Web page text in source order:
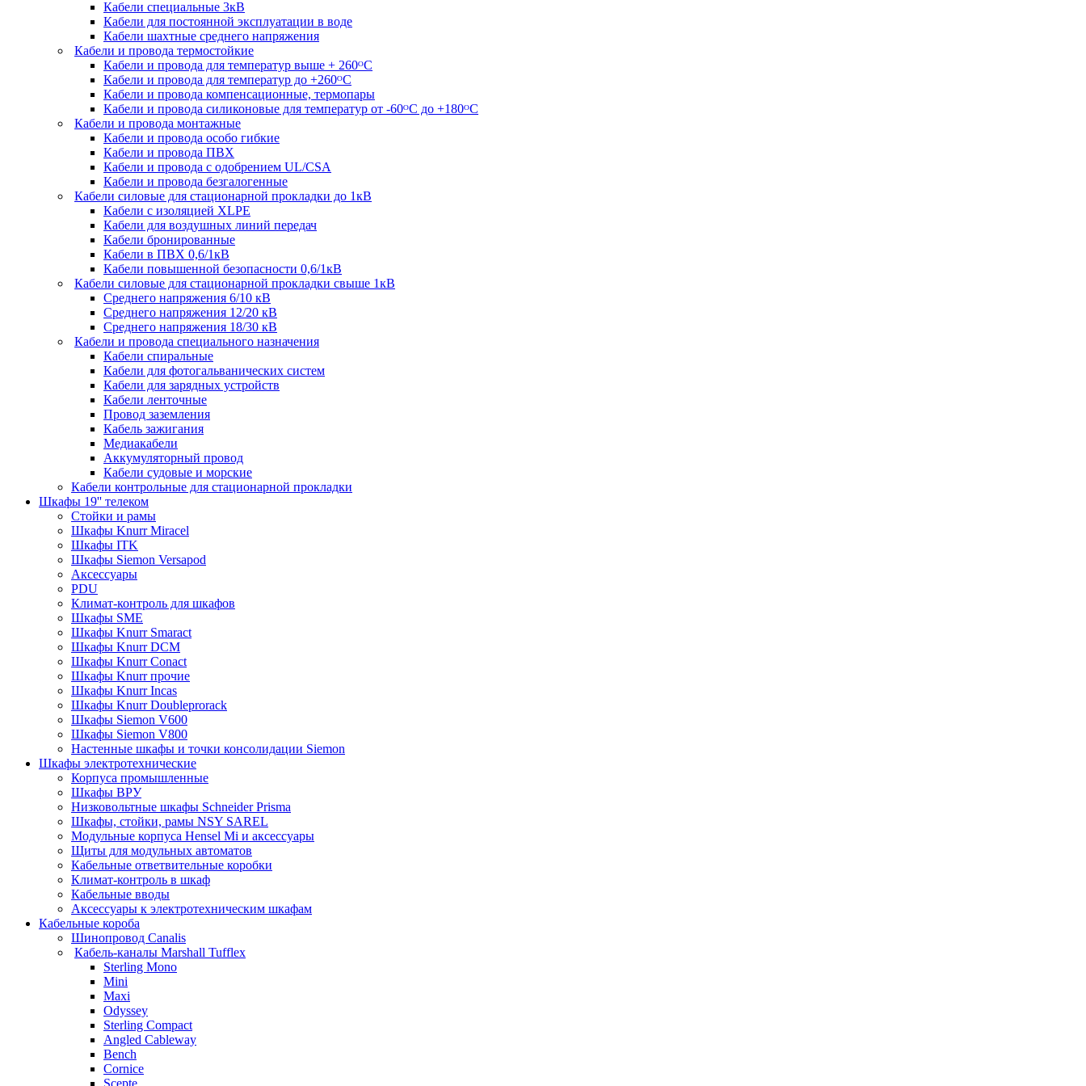
Кабели специальные 3кВ
Кабели для постоянной эксплуатации в воде
Кабели шахтные среднего напряжения
Кабели и провода термостойкие
Кабели и провода для температур выше + 260ᴼС
Кабели и провода для температур до +260ᴼС
Кабели и провода компенсационные, термопары
Кабели и провода силиконовые для температур от -60ᴼC до +180ᴼС
Кабели и провода монтажные
Кабели и провода особо гибкие
Кабели и провода ПВХ
Кабели и провода с одобрением UL/CSA
Кабели и провода безгалогенные
Кабели силовые для стационарной прокладки до 1кВ
Кабели c изоляцией XLPE
Кабели для воздушных линий передач
Кабели бронированные
Кабели в ПВХ 0,6/1кВ
Кабели повышенной безопасности 0,6/1кВ
Кабели силовые для стационарной прокладки свыше 1кВ
Среднего напряжения 6/10 кВ
Среднего напряжения 12/20 кВ
Среднего напряжения 18/30 кВ
Кабели и провода специального назначения
Кабели спиральные
Кабели для фотогальванических систем
Кабели для зарядных устройств
Кабели ленточные
Провод заземления
Кабель зажигания
Медиакабели
Аккумуляторный провод
Кабели судовые и морские
Кабели контрольные для стационарной прокладки
Шкафы 19'' телеком
Стойки и рамы
Шкафы Knurr Miracel
Шкафы ITK
Шкафы Siemon Versapod
Аксессуары
PDU
Климат-контроль для шкафов
Шкафы SME
Шкафы Knurr Smaract
Шкафы Knurr DCM
Шкафы Knurr Conact
Шкафы Knurr прочие
Шкафы Knurr Incas
Шкафы Knurr Doubleprorack
Шкафы Siemon V600
Шкафы Siemon V800
Настенные шкафы и точки консолидации Siemon
Шкафы электротехнические
Корпуса промышленные
Шкафы ВРУ
Низковольтные шкафы Schneider Prisma
Шкафы, стойки, рамы NSY SAREL
Модульные корпуса Hensel Mi и аксессуары
Щиты для модульных автоматов
Кабельные ответвительные коробки
Климат-контроль в шкаф
Кабельные вводы
Аксессуары к электротехническим шкафам
Кабельные короба
Шинопровод Canalis
Кабель-каналы Marshall Tufflex
Sterling Mono
Mini
Maxi
Odyssey
Sterling Compact
Angled Cableway
Bench
Cornice
Scepte